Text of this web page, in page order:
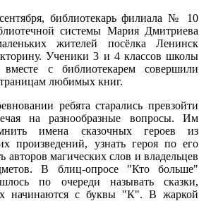
библиотекарь филиала № 10
системы Мария Дмитриева
жителей посёлка Ленинск
Ученики 3 и 4 классов школы
с библиотекарем совершили
любимых книг.
ребята старались превзойти
на разнообразные вопросы. Им
имена сказочных героев из
произведений, узнать героя по его
авторов магических слов и владельцев
В блиц-опросе "Кто больше"
по очереди называть сказки,
начинаются с буквы "К". В жаркой